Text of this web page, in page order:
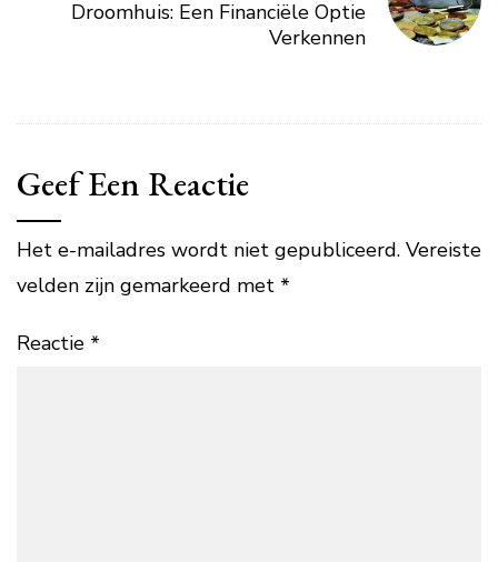
Droomhuis: Een Financiële Optie
Verkennen
Geef Een Reactie
Het e-mailadres wordt niet gepubliceerd. Vereiste
velden zijn gemarkeerd met *
Reactie *